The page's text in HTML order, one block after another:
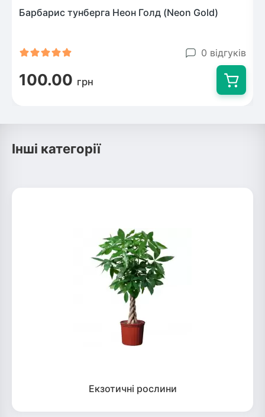
Барбарис тунберга Неон Голд (Neon Gold)
0 відгуків
100.00 грн
Інші категорії
Екзотичні рослини